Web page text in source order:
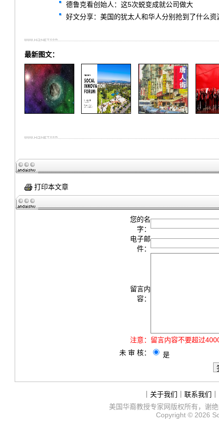
德鲁克看创始人：这5次蜕变成就公司做大
好文分享：美国的犹太人和华人分别抢到了什么资
最新图文：
打印本文章
您的名
字：
电子邮
件：
留言内
容：
注意： 留言内容不要超过
未 审 核：
是
关于我们 联系我们
美国华裔教授专家网版权所有，谢
Copyright © 2026